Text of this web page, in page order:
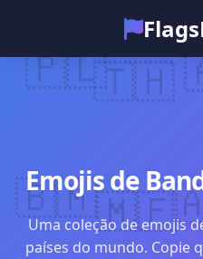
Todos
Emojis de
Uma coleção de emojis
países do mundo. Copie
🇵🇱🇹🇭
🇧🇲🇲🇫